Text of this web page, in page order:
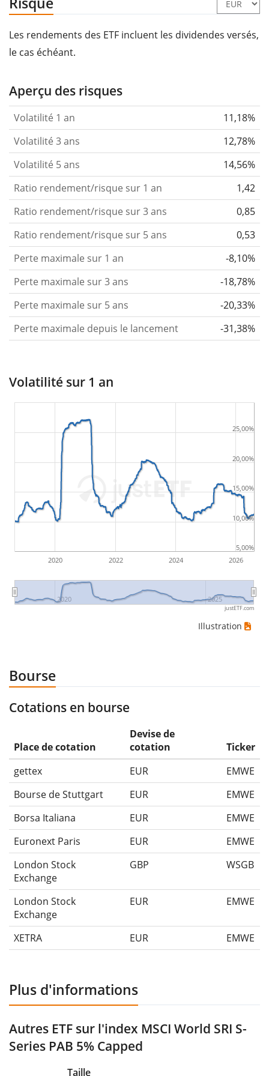
Les rendements des ETF incluent les dividendes versés,
le cas échéant.
Aperçu des risques
Volatilité 1 an
11,18%
Volatilité 3 ans
12,78%
Volatilité 5 ans
14,56%
Ratio rendement/risque sur 1 an
1,42
Ratio rendement/risque sur 3 ans
0,85
Ratio rendement/risque sur 5 ans
0,53
Perte maximale sur 1 an
-8,10%
Perte maximale sur 3 ans
-18,78%
Perte maximale sur 5 ans
-20,33%
Perte maximale depuis le lancement
-31,38%
Volatilité sur 1 an
2020 2022 2024 2026
2020 2025
5,00%
10,00%
15,00%
20,00%
25,00%
justETF.com
Illustration
Bourse
Cotations en bourse
Place de cotation
Devise de
cotation
Ticker
gettex
EUR
EMWE
Bourse de Stuttgart
EUR
EMWE
Borsa Italiana
EUR
EMWE
Euronext Paris
EUR
EMWE
London Stock
Exchange
GBP WSGB
London Stock
Exchange
EUR EMWE
XETRA EUR EMWE
Plus d'informations
Autres ETF sur l'index MSCI World SRI S-
Series PAB 5% Capped
Taille